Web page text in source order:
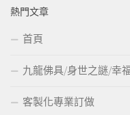
熱門文章
首頁
九龍佛具/身世之謎/幸
客製化專業訂做